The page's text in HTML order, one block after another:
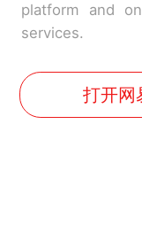
platform and
services.
打开网